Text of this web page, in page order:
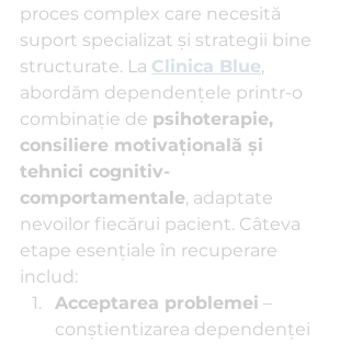
proces complex care necesită
suport specializat și strategii bine
structurate. La Clinica Blue,
abordăm dependențele printr-o
combinație de psihoterapie,
consiliere motivațională și
tehnici cognitiv-
comportamentale, adaptate
nevoilor fiecărui pacient. Câteva
etape esențiale în recuperare
includ:
Acceptarea problemei –
conștientizarea dependenței